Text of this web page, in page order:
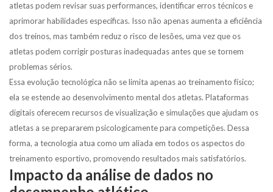
atletas podem revisar suas performances, identificar erros técnicos e
aprimorar habilidades específicas. Isso não apenas aumenta a eficiência
dos treinos, mas também reduz o risco de lesões, uma vez que os
atletas podem corrigir posturas inadequadas antes que se tornem
problemas sérios.
Essa evolução tecnológica não se limita apenas ao treinamento físico;
ela se estende ao desenvolvimento mental dos atletas. Plataformas
digitais oferecem recursos de visualização e simulações que ajudam os
atletas a se prepararem psicologicamente para competições. Dessa
forma, a tecnologia atua como um aliada em todos os aspectos do
treinamento esportivo, promovendo resultados mais satisfatórios.
Impacto da análise de dados no